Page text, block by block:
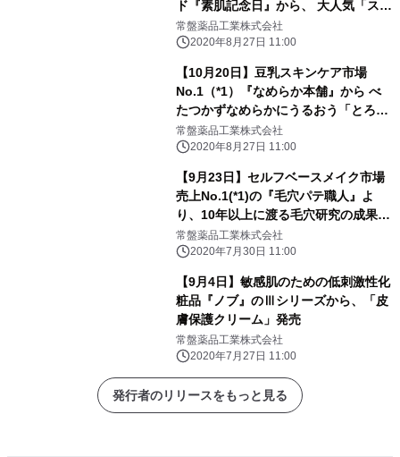
ド『素肌記念日』から、 大人気「スキ
ンケアパウダー」の限定の香り しっ
とりタイプ 発売
常盤薬品工業株式会社
2020年8月27日 11:00
【10月20日】豆乳スキンケア市場
No.1（*1）『なめらか本舗』から べ
たつかずなめらかにうるおう「とろん
と濃(こい)ジェル」＜ポンプタイプ＞
増量サイズで限定発売
常盤薬品工業株式会社
2020年8月27日 11:00
【9月23日】セルフベースメイク市場
売上No.1(*1)の『毛穴パテ職人』よ
り、10年以上に渡る毛穴研究の成果か
ら生まれた史上最強(*2)「化粧下地」
保湿タイプ 限定発売
常盤薬品工業株式会社
2020年7月30日 11:00
【9月4日】敏感肌のための低刺激性化
粧品『ノブ』のⅢシリーズから、「皮
膚保護クリーム」発売
常盤薬品工業株式会社
2020年7月27日 11:00
発行者のリリースをもっと見る